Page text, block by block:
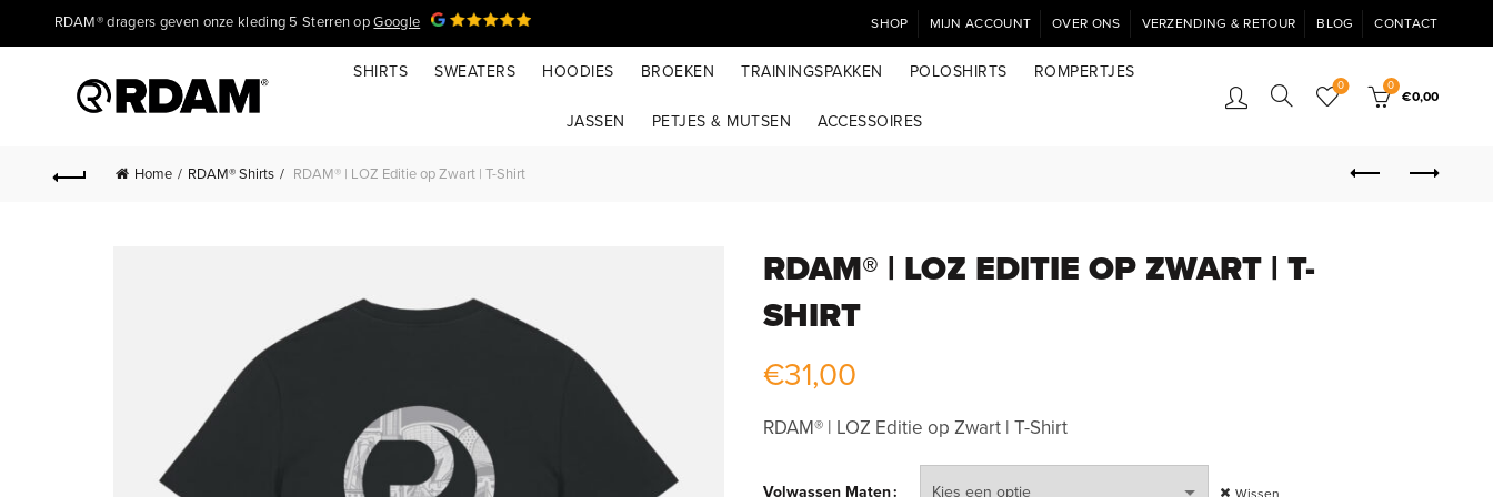
RDAM® dragers geven onze kleding 5 Sterren opGoogle SHOP MIJN ACCOUNT OVER ONS VERZENDING & RETOUR BLOG CONTACT
SHIRTS SWEATERS HOODIES BROEKEN TRAININGSPAKKEN POLOSHIRTS ROMPERTJES
JASSEN PETJES & MUTSEN ACCESSOIRES
0 0
€0,00
Home RDAM® Shirts RDAM® | LOZ Editie op Zwart | T-Shirt
RDAM® | LOZ EDITIE OP ZWART | T-
SHIRT
€31,00
RDAM® | LOZ Editie op Zwart | T-Shirt
Volwassen Maten Wissen